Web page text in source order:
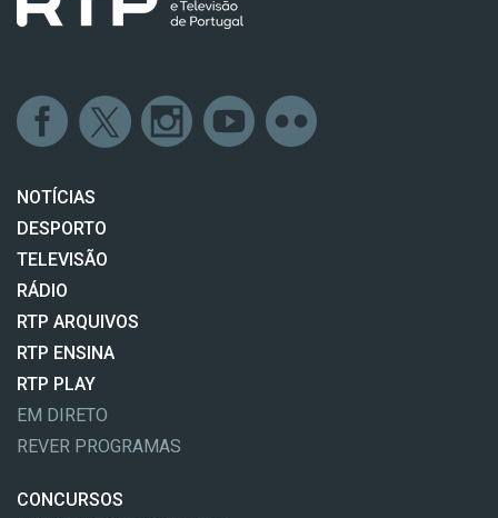
NOTÍCIAS
DESPORTO
TELEVISÃO
RÁDIO
RTP ARQUIVOS
RTP ENSINA
RTP PLAY
EM DIRETO
REVER PROGRAMAS
CONCURSOS